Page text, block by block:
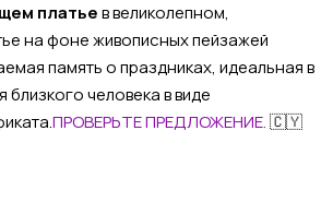
платьев великолепном,
на фоне живописных пейзажей
память о праздниках, идеальная в
близкого человека в виде
ПРОВЕРЬТЕ ПРЕДЛОЖЕНИЕ.🇨🇾